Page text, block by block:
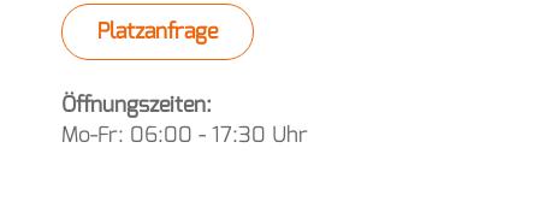
Platzanfrage
Öffnungszeiten:
Mo-Fr: 06:00 - 17:30 Uhr